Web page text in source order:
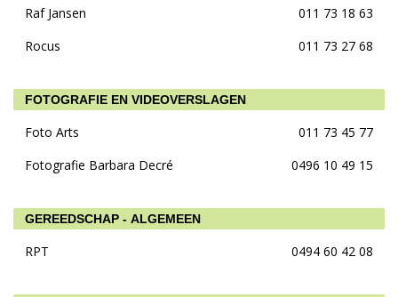
Raf Jansen
011 73 18 63
Rocus
011 73 27 68
FOTOGRAFIE EN VIDEOVERSLAGEN
Foto Arts
011 73 45 77
Fotografie Barbara Decré
0496 10 49 15
GEREEDSCHAP - ALGEMEEN
RPT 0494 60 42 08